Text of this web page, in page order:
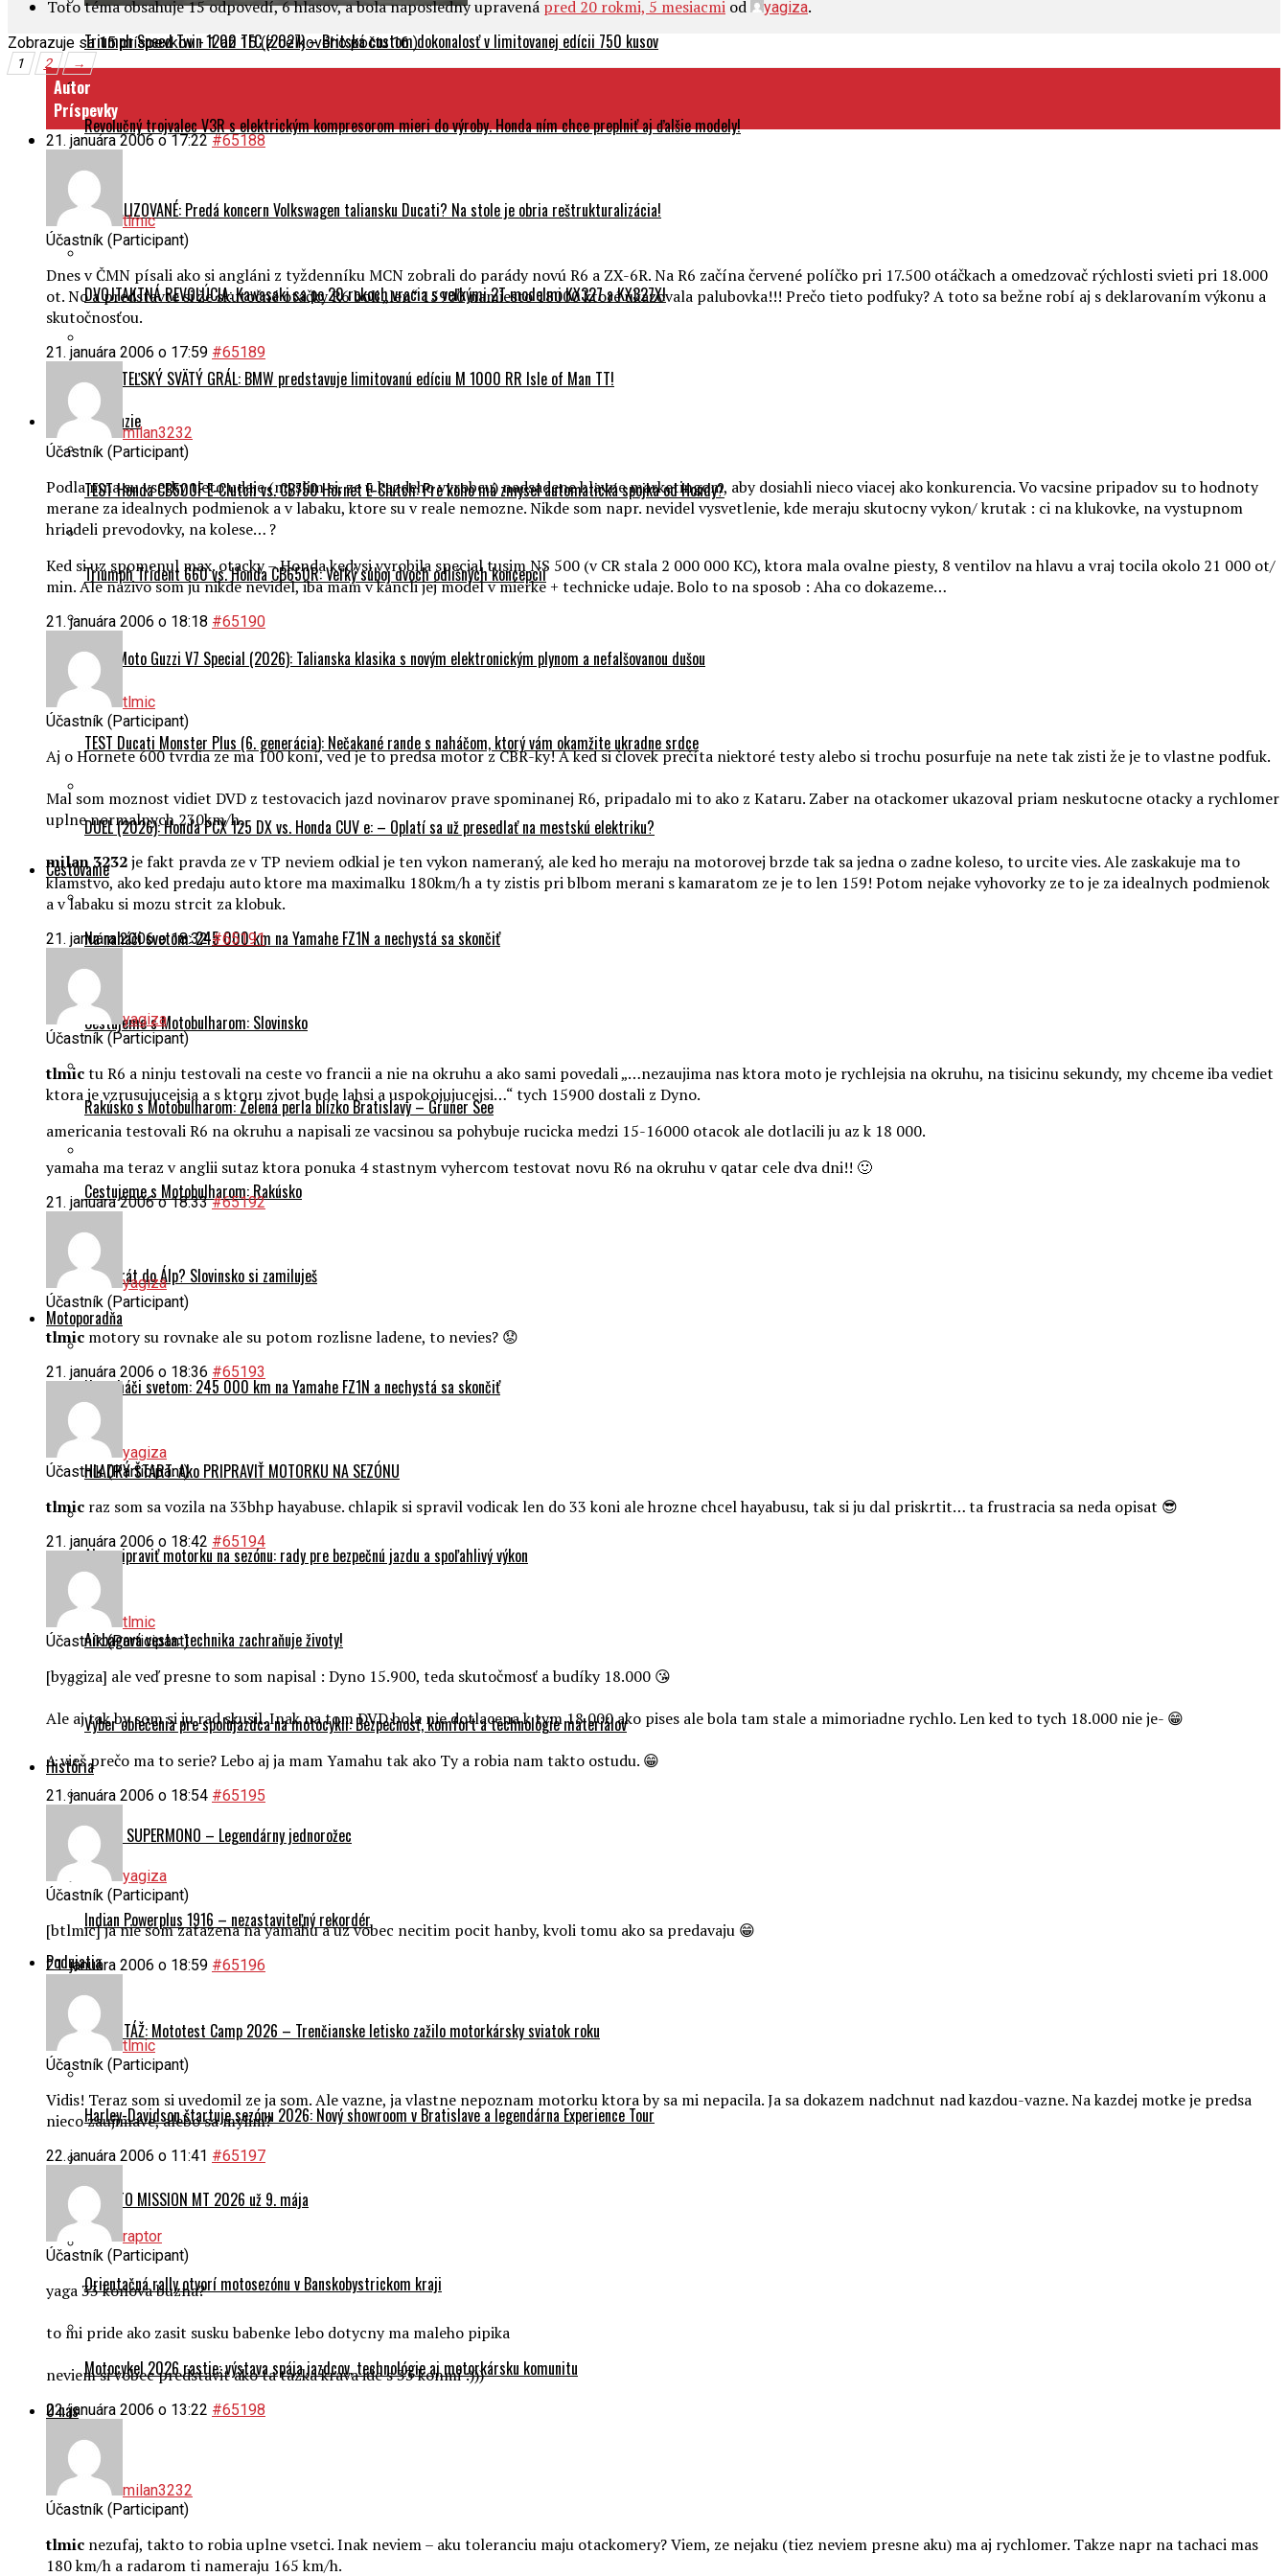
Triumph Speed Twin 1200 TFC (2027) – Britská custom dokonalosť v limitovanej edícii 750 kusov
Revolučný trojvalec V3R s elektrickým kompresorom mieri do výroby. Honda ním chce preplniť aj ďalšie modely!
AKTUALIZOVANÉ: Predá koncern Volkswagen taliansku Ducati? Na stole je obria reštrukturalizácia!
DVOJTAKTNÁ REVOLÚCIA: Kawasaki sa po 20 rokoch vracia s veľkými 2T modelmi KX327 a KX327X!
ZBERATEĽSKÝ SVÄTÝ GRÁL: BMW predstavuje limitovanú edíciu M 1000 RR Isle of Man TT!
Testy a recenzie
TEST Honda CB500F E-Clutch vs. CB750 Hornet E-Clutch: Pre koho má zmysel automatická spojka od Hondy?
Triumph Trident 660 vs. Honda CB650R: Veľký súboj dvoch odlišných koncepcií
TEST Moto Guzzi V7 Special (2026): Talianska klasika s novým elektronickým plynom a nefalšovanou dušou
TEST Ducati Monster Plus (6. generácia): Nečakané rande s naháčom, ktorý vám okamžite ukradne srdce
DUEL (2026): Honda PCX 125 DX vs. Honda CUV e: – Oplatí sa už presedlať na mestskú elektriku?
Cestovanie
Na naháči svetom: 245 000 km na Yamahe FZ1N a nechystá sa skončiť
Cestujeme s Motobulharom: Slovinsko
Rakúsko s Motobulharom: Zelená perla blízko Bratislavy – Grüner See
Cestujeme s Motobulharom: Rakúsko
Prvý krát do Álp? Slovinsko si zamiluješ
Motoporadňa
Na naháči svetom: 245 000 km na Yamahe FZ1N a nechystá sa skončiť
HLADKÝ ŠTART: Ako PRIPRAVIŤ MOTORKU NA SEZÓNU
Ako pripraviť motorku na sezónu: rady pre bezpečnú jazdu a spoľahlivý výkon
Airbagová vesta: technika zachraňuje životy!
Výber oblečenia pre spolujazdca na motocykli: Bezpečnosť, komfort a technológie materiálov
História
Ducati SUPERMONO – Legendárny jednorožec
Indian Powerplus 1916 – nezastaviteľný rekordér
Podujatia
REPORTÁŽ: Mototest Camp 2026 – Trenčianske letisko zažilo motorkársky sviatok roku
Harley-Davidson štartuje sezónu 2026: Nový showroom v Bratislave a legendárna Experience Tour
CFMOTO MISSION MT 2026 už 9. mája
Orientačná rally otvorí motosezónu v Banskobystrickom kraji
Motocykel 2026 rastie: výstava spája jazdcov, technológie aj motorkársku komunitu
O nás
Toto téma obsahuje 15 odpovedí, 6 hlasov, a bola naposledny upravená pred 20 rokmi, 5 mesiacmi od yagiza.
Zobrazuje sa 15 príspevkov - 1 až 15 (z celkového počtu 16 )
1 2 →
Autor
Príspevky
21. januára 2006 o 17:22 #65188
tlmic
Účastník (Participant)
Dnes v ČMN písali ako si angláni z tyždenníku MCN zobrali do parády novú R6 a ZX-6R. Na R6 začína červené políčko pri 17.500 otáčkach a omedzovač rýchlosti svieti pri 18.000
ot. No a predstavte si že skutočné otáčky R6 boli „len“ 15900 namiesto 18000 ktoré ukazovala palubovka!!! Prečo tieto podfuky? A toto sa bežne robí aj s deklarovaním výkonu a
skutočnosťou.
21. januára 2006 o 17:59 #65189
milan3232
Účastník (Participant)
Podla mna su vsetky tieto udaje (myslim si, ze u kazdeho vyrobcu) nadsadene hlavne marketingom, aby dosiahli nieco viacej ako konkurencia. Vo vacsine pripadov su to hodnoty
merane za idealnych podmienok a v labaku, ktore su v reale nemozne. Nikde som napr. nevidel vysvetlenie, kde meraju skutocny vykon/ krutak : ci na klukovke, na vystupnom
hriadeli prevodovky, na kolese… ?
Ked si uz spomenul max. otacky – Honda kedysi vyrobila special tusim NS 500 (v CR stala 2 000 000 KC), ktora mala ovalne piesty, 8 ventilov na hlavu a vraj tocila okolo 21 000 ot/
min. Ale nazivo som ju nikde nevidel, iba mam v kancli jej model v mierke + technicke udaje. Bolo to na sposob : Aha co dokazeme…
21. januára 2006 o 18:18 #65190
tlmic
Účastník (Participant)
Aj o Hornete 600 tvrdia ze ma 100 koní, ved je to predsa motor z CBR-ky! A ked si človek prečíta niektoré testy alebo si trochu posurfuje na nete tak zisti že je to vlastne podfuk.
Mal som moznost vidiet DVD z testovacich jazd novinarov prave spominanej R6, pripadalo mi to ako z Kataru. Zaber na otackomer ukazoval priam neskutocne otacky a rychlomer
uplne normalnych 230km/h.
milan 3232je fakt pravda ze v TP neviem odkial je ten vykon nameraný, ale ked ho meraju na motorovej brzde tak sa jedna o zadne koleso, to urcite vies. Ale zaskakuje ma to
klamstvo, ako ked predaju auto ktore ma maximalku 180km/h a ty zistis pri blbom merani s kamaratom ze je to len 159! Potom nejake vyhovorky ze to je za idealnych podmienok
a v labaku si mozu strcit za klobuk.
21. januára 2006 o 18:32 #65191
yagiza
Účastník (Participant)
tlmictu R6 a ninju testovali na ceste vo francii a nie na okruhu a ako sami povedali „…nezaujima nas ktora moto je rychlejsia na okruhu, na tisicinu sekundy, my chceme iba vediet
ktora je vzrusujucejsia a s ktoru zivot bude lahsi a uspokojujucejsi…“ tych 15900 dostali z Dyno.
americania testovali R6 na okruhu a napisali ze vacsinou sa pohybuje rucicka medzi 15-16000 otacok ale dotlacili ju az k 18 000.
yamaha ma teraz v anglii sutaz ktora ponuka 4 stastnym vyhercom testovat novu R6 na okruhu v qatar cele dva dni!! 🙂
21. januára 2006 o 18:33 #65192
yagiza
Účastník (Participant)
tlmic motory su rovnake ale su potom rozlisne ladene, to nevies? 😟
21. januára 2006 o 18:36 #65193
yagiza
Účastník (Participant)
tlmic raz som sa vozila na 33bhp hayabuse. chlapik si spravil vodicak len do 33 koni ale hrozne chcel hayabusu, tak si ju dal priskrtit… ta frustracia sa neda opisat 😎
21. januára 2006 o 18:42 #65194
tlmic
Účastník (Participant)
[byagiza] ale veď presne to som napisal : Dyno 15.900, teda skutočmosť a budíky 18.000 😘
Ale aj tak by som si ju rad skusil. Inak na tom DVD bola nie dotlacena k tym 18 000 ako pises ale bola tam stale a mimoriadne rychlo. Len ked to tych 18.000 nie je- 😁
A vieš prečo ma to serie? Lebo aj ja mam Yamahu tak ako Ty a robia nam takto ostudu. 😁
21. januára 2006 o 18:54 #65195
yagiza
Účastník (Participant)
[btlmic] ja nie som zatazena na yamahu a uz vobec necitim pocit hanby, kvoli tomu ako sa predavaju 😁
21. januára 2006 o 18:59 #65196
tlmic
Účastník (Participant)
Vidis! Teraz som si uvedomil ze ja som. Ale vazne, ja vlastne nepoznam motorku ktora by sa mi nepacila. Ja sa dokazem nadchnut nad kazdou-vazne. Na kazdej motke je predsa
nieco zaujimave, alebo sa mylim?
22. januára 2006 o 11:41 #65197
raptor
Účastník (Participant)
yaga 33 konova buzna?
to mi pride ako zasit susku babenke lebo dotycny ma maleho pipika
neviem si vobec predstavit ako ta tazka krava ide s 33 konmi :)))
22. januára 2006 o 13:22 #65198
milan3232
Účastník (Participant)
tlmic nezufaj, takto to robia uplne vsetci. Inak neviem – aku toleranciu maju otackomery? Viem, ze nejaku (tiez neviem presne aku) ma aj rychlomer. Takze napr na tachaci mas
180 km/h a radarom ti nameraju 165 km/h.